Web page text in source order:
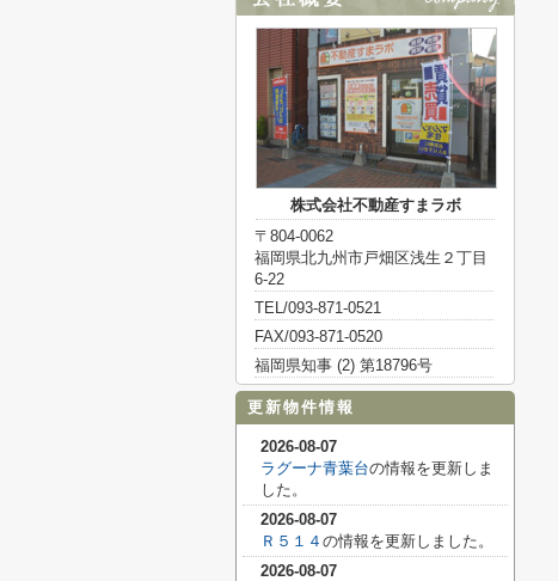
株式会社不動産すまラボ
〒804-0062
福岡県北九州市戸畑区浅生２丁目
6-22
TEL/093-871-0521
FAX/093-871-0520
福岡県知事 (2) 第18796号
更新物件情報
2026-08-07
ラグーナ青葉台の情報を更新しま
した。
2026-08-07
Ｒ５１４ の情報を更新しました。
2026-08-07